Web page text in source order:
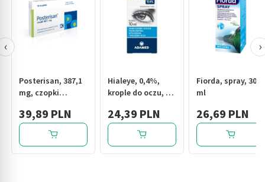
Posterisan, 387,1
mg, czopki
szt.
39,89 PLN
Hialeye, 0,4%,
krople do oczu, 10
24,39 PLN
Fiorda, spray, 30
ml
26,69 PLN
‹ ›